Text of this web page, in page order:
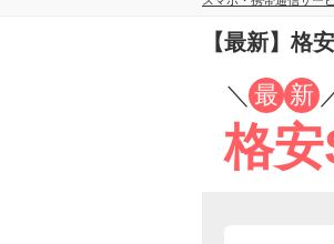
【最新】格
／ 最 新
格